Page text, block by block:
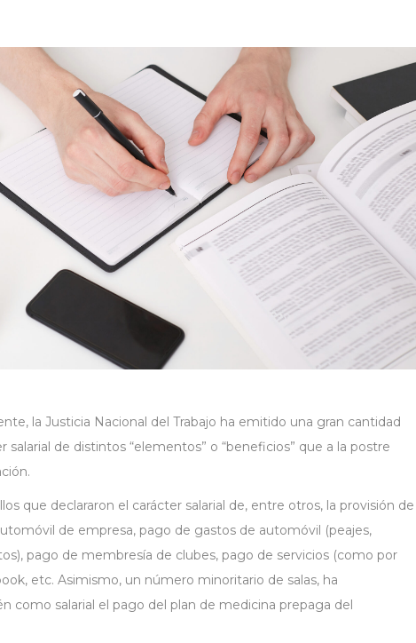
la Justicia Nacional del Trabajo ha emitido una gran cantidad
de distintos “elementos” o “beneficios” que a la postre
que declararon el carácter salarial de, entre otros, la provisión de
de empresa, pago de gastos de automóvil (peajes,
pago de membresía de clubes, pago de servicios (como por
etc. Asimismo, un número minoritario de salas, ha
como salarial el pago del plan de medicina prepaga del